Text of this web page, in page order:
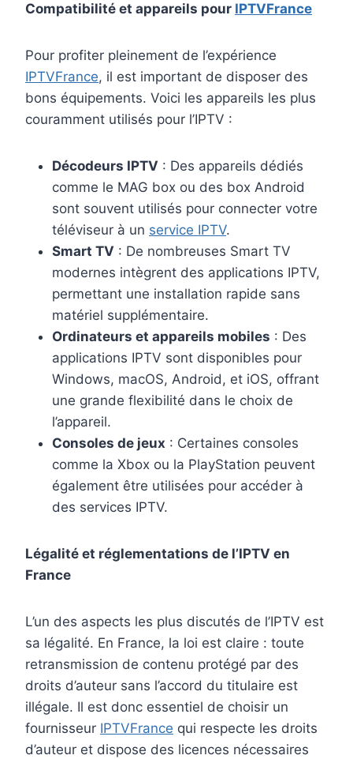
Compatibilité et appareils pour IPTVFrance
Pour profiter pleinement de l’expérience
IPTVFrance, il est important de disposer des
bons équipements. Voici les appareils les plus
couramment utilisés pour l’IPTV :
Décodeurs IPTV : Des appareils dédiés
comme le MAG box ou des box Android
sont souvent utilisés pour connecter votre
téléviseur à un service IPTV.
Smart TV : De nombreuses Smart TV
modernes intègrent des applications IPTV,
permettant une installation rapide sans
matériel supplémentaire.
Ordinateurs et appareils mobiles : Des
applications IPTV sont disponibles pour
Windows, macOS, Android, et iOS, offrant
une grande flexibilité dans le choix de
l’appareil.
Consoles de jeux : Certaines consoles
comme la Xbox ou la PlayStation peuvent
également être utilisées pour accéder à
des services IPTV.
Légalité et réglementations de l’IPTV en
France
L’un des aspects les plus discutés de l’IPTV est
sa légalité. En France, la loi est claire : toute
retransmission de contenu protégé par des
droits d’auteur sans l’accord du titulaire est
illégale. Il est donc essentiel de choisir un
fournisseur IPTVFrance qui respecte les droits
d’auteur et dispose des licences nécessaires